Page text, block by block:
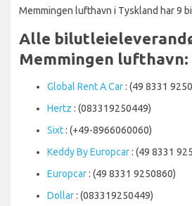
Memmingen lufthavn i Tyskland har 9
Alle
Memmingen lufthavn:
Global Rent A Car: (49 8331
Hertz : (083319250449)
Sixt: (+49-8966060060)
Keddy By Europcar: (49 8331
Europcar: (49 8331 9250860)
Dollar: (083319250449)